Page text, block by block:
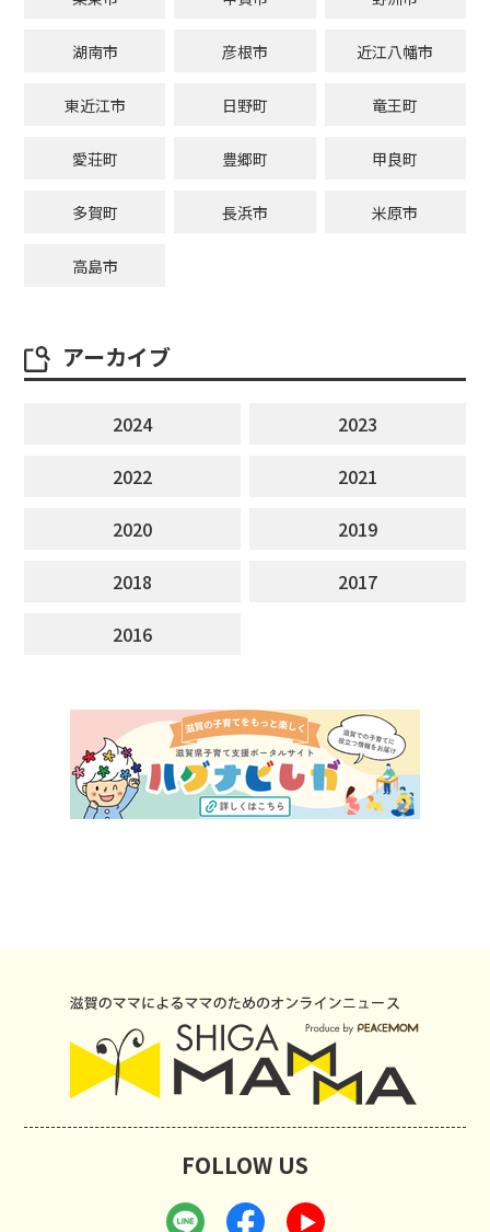
湖南市 彦根市 近江八幡市
東近江市 日野町 竜王町
愛荘町 豊郷町 甲良町
多賀町 長浜市 米原市
高島市
アーカイブ
2024
2023
2022
2021
2020
2019
2018
2017
2016
FOLLOW US